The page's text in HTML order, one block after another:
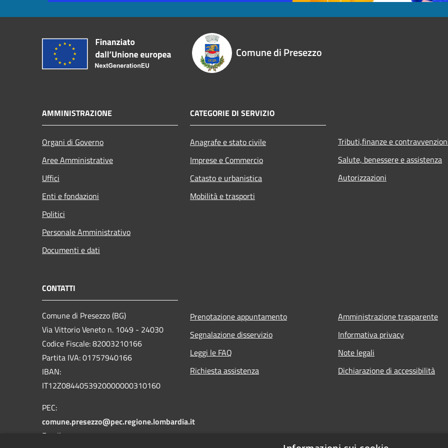
Comune di Presezzo
AMMINISTRAZIONE
Organi di Governo
Aree Amministrative
Uffici
Enti e fondazioni
Politici
Personale Amministrativo
Documenti e dati
CATEGORIE DI SERVIZIO
Anagrafe e stato civile
Imprese e Commercio
Catasto e urbanistica
Mobilità e trasporti
Tributi,finanze e
Salute, benessere e assistenza
Autorizzazioni
CONTATTI
Comune di Presezzo (BG)
Via Vittorio Veneto n. 1049 - 24030
Codice Fiscale: 82003210166
Partita IVA: 01757940166
IBAN:
IT12Z0844053920000000310160
PEC:
comune.presezzo@pec.regione.lombardia.it
Email:
Prenotazione appuntamento
Segnalazione disservizio
Leggi le FAQ
Richiesta assistenza
Amministrazione trasparente
Informativa privacy
Note legali
Dichiarazione di accessibilità